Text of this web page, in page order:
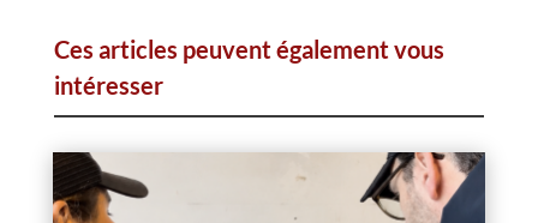
Ces articles peuvent également vous
intéresser